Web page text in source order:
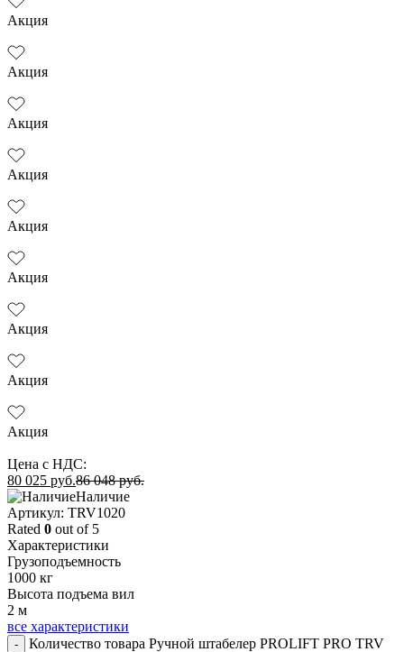
Акция
Акция
Акция
Акция
Акция
Акция
Акция
Акция
Акция
Цена с НДС:
80 025 руб.86 048руб.
Наличие
Aртикул: TRV1020
Rated 0 out of 5
Характеристики
Грузоподъемность
1000 кг
Высота подъема вил
2 м
все характеристики
-
Количество товара Ручной штабелер PROLIFT PRO TRV